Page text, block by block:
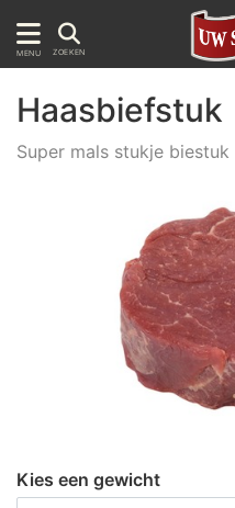
MENU ZOEKEN
Haasbiefstuk
Super mals stukje biestuk
Kies een gewicht